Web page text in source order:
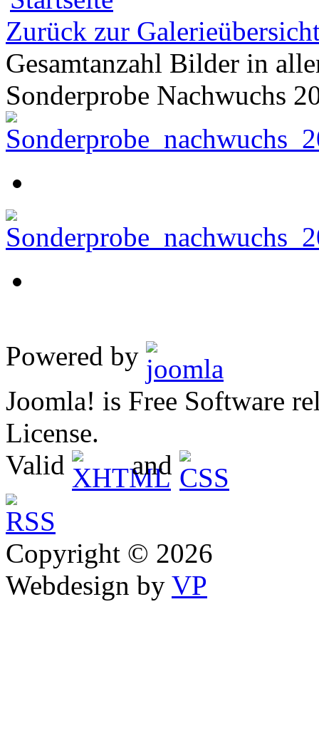
Zurück zur
Gesamtanzahl Bilder in
Sonderprobe Nachwuchs
Powered by
Joomla! is Free Software
License.
Valid
and
Copyright © 2026
Webdesign by VP